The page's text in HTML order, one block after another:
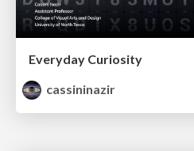
Everyday Curiosity
cassininazir